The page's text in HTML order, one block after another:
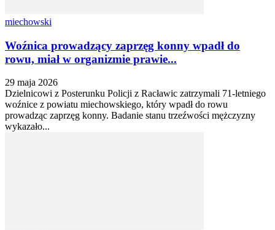
miechowski
Woźnica prowadzący zaprzęg konny wpadł do
rowu, miał w organizmie prawie...
29 maja 2026
Dzielnicowi z Posterunku Policji z Racławic zatrzymali 71-letniego
woźnice z powiatu miechowskiego, który wpadł do rowu
prowadząc zaprzęg konny. Badanie stanu trzeźwości mężczyzny
wykazało...